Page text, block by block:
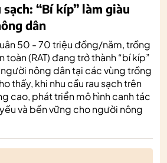
“Bí kíp” làm giàu
dân
50 - 70 triệu đồng/năm, trồng
toàn (RAT) đang trở thành “bí kíp”
nông dân tại các vùng trồng
thấy, khi nhu cầu rau sạch trên
cao, phát triển mô hình canh tác
và bền vững cho người nông